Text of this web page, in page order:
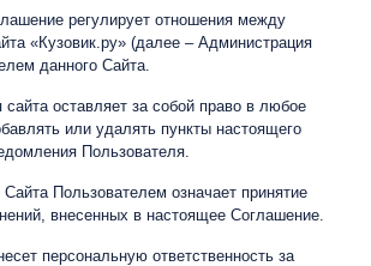
регулирует отношения между
«Кузовик.ру» (далее – Администрация
данного Сайта.
оставляет за собой право в любое
или удалять пункты настоящего
Пользователя.
Пользователем означает принятие
внесенных в настоящее Соглашение.
персональную ответственность за